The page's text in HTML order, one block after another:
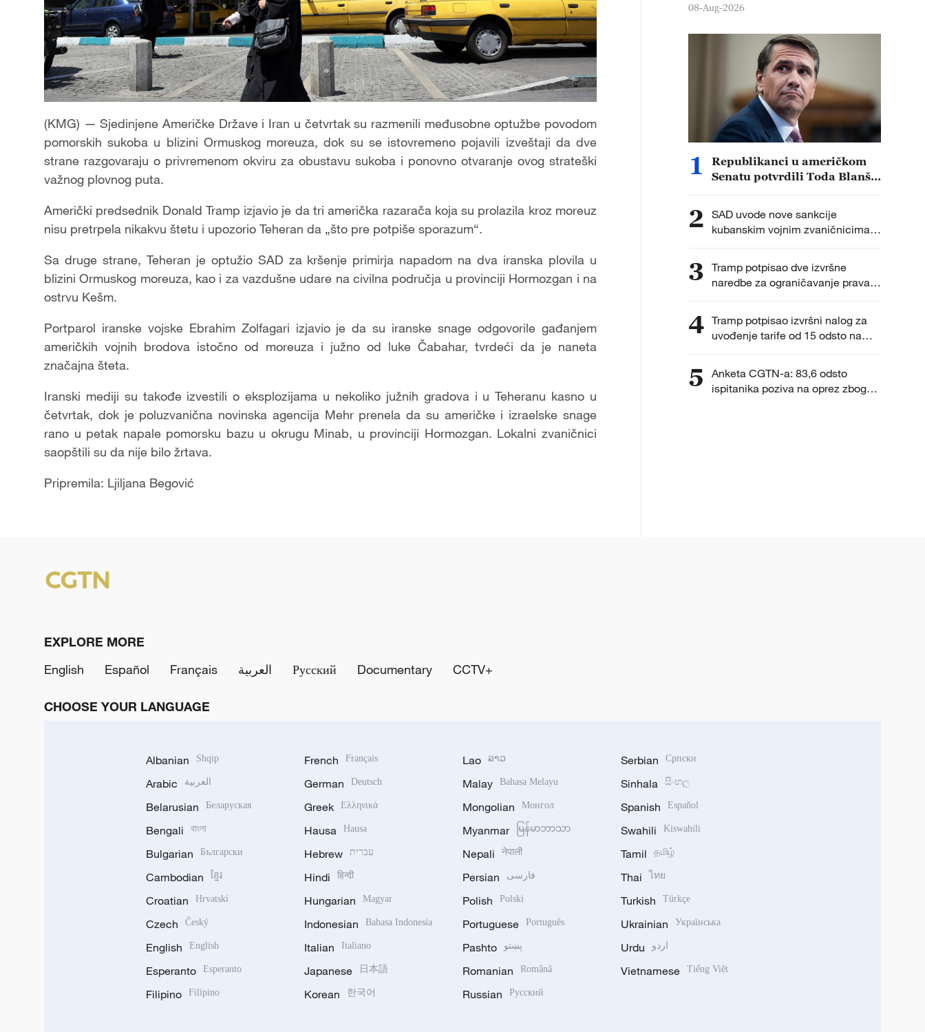
(KMG) — Sjedinjene Američke Države i Iran u četvrtak su razmenili međusobne optužbe povodom
pomorskih sukoba u blizini Ormuskog moreuza, dok su se istovremeno pojavili izveštaji da dve
strane razgovaraju o privremenom okviru za obustavu sukoba i ponovno otvaranje ovog strateški
važnog plovnog puta.
Američki predsednik Donald Tramp izjavio je da tri američka razarača koja su prolazila kroz moreuz
nisu pretrpela nikakvu štetu i upozorio Teheran da „što pre potpiše sporazum“.
Sa druge strane, Teheran je optužio SAD za kršenje primirja napadom na dva iranska plovila u
blizini Ormuskog moreuza, kao i za vazdušne udare na civilna područja u provinciji Hormozgan i na
ostrvu Kešm.
Portparol iranske vojske Ebrahim Zolfagari izjavio je da su iranske snage odgovorile gađanjem
američkih vojnih brodova istočno od moreuza i južno od luke Čabahar, tvrdeći da je naneta
značajna šteta.
Iranski mediji su takođe izvestili o eksplozijama u nekoliko južnih gradova i u Teheranu kasno u
četvrtak, dok je poluzvanična novinska agencija Mehr prenela da su američke i izraelske snage
rano u petak napale pomorsku bazu u okrugu Minab, u provinciji Hormozgan. Lokalni zvaničnici
saopštili su da nije bilo žrtava.
Pripremila: Ljiljana Begović
08-Aug-2026
1
Republikanci u američkom
Senatu potvrdili Toda Blanša
2 SAD uvode nove sankcije
kubanskim vojnim zvaničnicima i
entitetima
3 Tramp potpisao dve izvršne
naredbe za ograničavanje prava
na državljanstvo po rođenju nakon
4 Tramp potpisao izvršni nalog za
uvođenje tarife od 15 odsto na
uvoz polisilicijuma
5
Anketa CGTN-a: 83,6 odsto
ispitanika poziva na oprez zbog
EXPLORE MORE
English
Español Français العربية Русский Documentary CCTV+
CHOOSE YOUR LANGUAGE
Albanian Shqip
Arabic العربية
Belarusian Беларуская
Bengali বাংলা
Bulgarian Български
Cambodian ខ្មែរ
Croatian Hrvatski
Czech Český
English English
Esperanto Esperanto
Filipino Filipino
French Français
German Deutsch
Greek Ελληνικά
Hausa Hausa
Hebrew עברית
Hindi हिन्दी
Hungarian Magyar
Indonesian Bahasa Indonesia
Italian Italiano
Japanese 日本語
Korean 한국어
Lao ລາວ
Malay Bahasa Melayu
Mongolian Монгол
Myanmar မြန်မာဘာသာ
Nepali नेपाली
Persian فارسی
Polish Polski
Portuguese Português
Pashto پښتو
Romanian Română
Russian Русский
Serbian Српски
Sinhala සිංහල
Spanish Español
Swahili Kiswahili
Tamil தமிழ்
Thai ไทย
Turkish Türkçe
Ukrainian Українська
Urdu اردو
Vietnamese Tiếng Việt